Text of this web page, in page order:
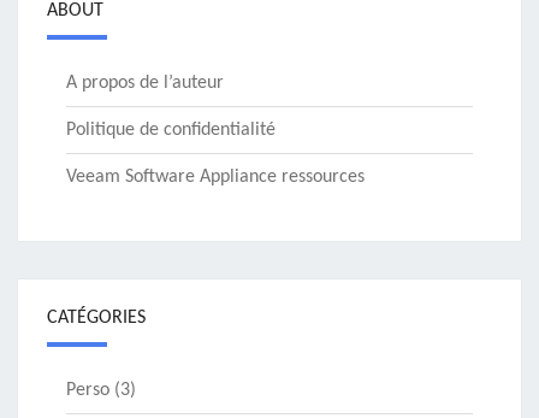
ABOUT
A propos de l’auteur
Politique de confidentialité
Veeam Software Appliance ressources
CATÉGORIES
Perso (3)